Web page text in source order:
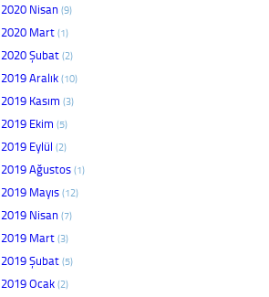
2020 Nisan (9)
2020 Mart (1)
2020 Şubat (2)
2019 Aralık (10)
2019 Kasım (3)
2019 Ekim (5)
2019 Eylül (2)
2019 Ağustos (1)
2019 Mayıs (12)
2019 Nisan (7)
2019 Mart (3)
2019 Şubat (5)
2019 Ocak (2)